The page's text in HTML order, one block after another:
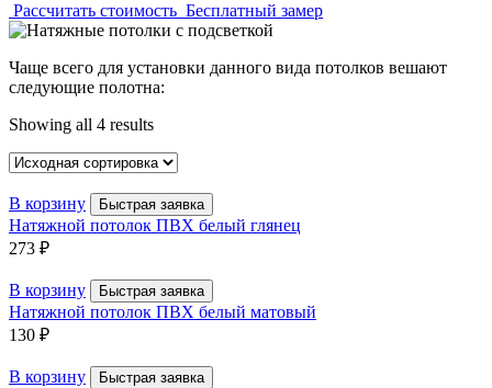
Рассчитать стоимость Бесплатный замер
Чаще всего для установки данного вида потолков вешают
следующие полотна:
Showing all 4 results
В корзину Быстрая заявка
Натяжной потолок ПВХ белый глянец
273 ₽
В корзину Быстрая заявка
Натяжной потолок ПВХ белый матовый
130 ₽
В корзину Быстрая заявка